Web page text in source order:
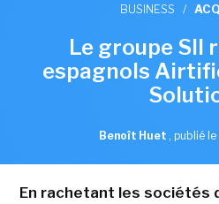
BUSINESS /
Le groupe SII
espagnols
Benoît Huet , publié
En rachetant les sociétés